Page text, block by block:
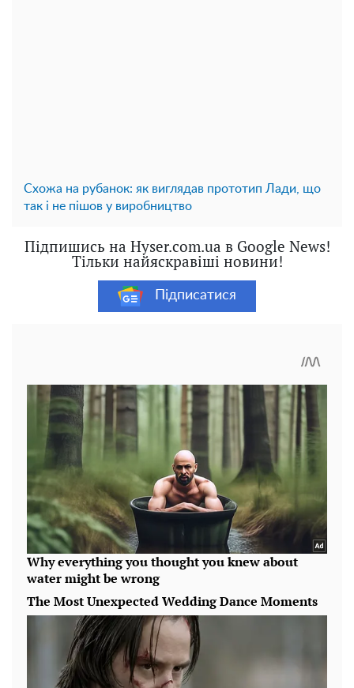
Схожа на рубанок: як виглядав прототип Лади, що
так і не пішов у виробництво
Підпишись на Hyser.com.ua в Google News!
Тільки найяскравіші новини!
Підписатися